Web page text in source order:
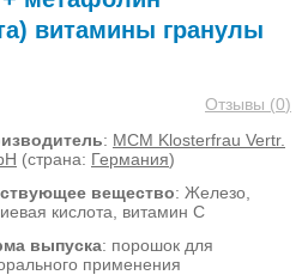
витамины гранулы
Отзывы (0)
: MCM Klosterfrau Vertr.
(страна: Германия)
вещество: Железо,
кислота, витамин С
выпуска: порошок для
применения